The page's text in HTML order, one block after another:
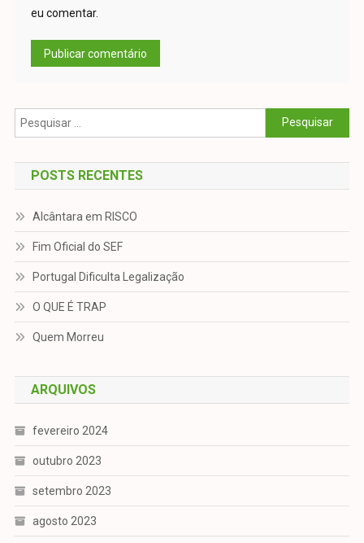
eu comentar.
Pesquisar
por:
POSTS RECENTES
Alcântara em RISCO
Fim Oficial do SEF
Portugal Dificulta Legalização
O QUE É TRAP
Quem Morreu
ARQUIVOS
fevereiro 2024
outubro 2023
setembro 2023
agosto 2023